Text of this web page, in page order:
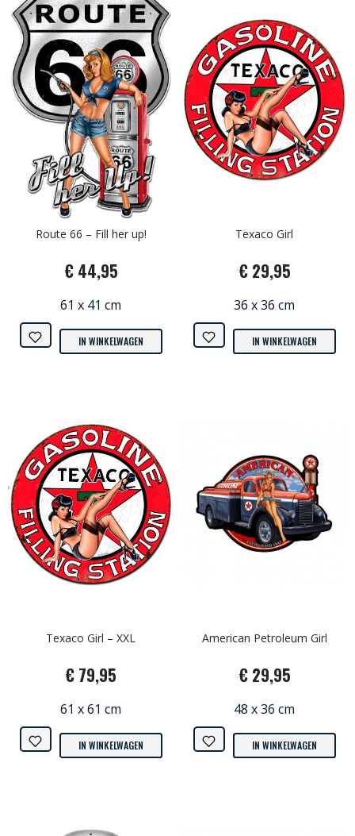
Route 66 – Fill her up!
€ 44,95
61 x 41 cm
IN WINKELWAGEN
Texaco Girl
€ 29,95
36 x 36 cm
IN WINKELWAGEN
Texaco Girl – XXL
€ 79,95
61 x 61 cm
IN WINKELWAGEN
American Petroleum Girl
€ 29,95
48 x 36 cm
IN WINKELWAGEN